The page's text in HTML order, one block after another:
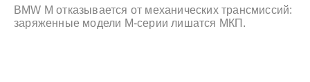
BMW M отказывается от механических трансмиссий:
заряженные модели М-серии лишатся МКП.